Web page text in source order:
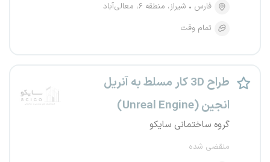
فارس
شیراز، منطقه ۶، معالی‌آباد
تمام وقت
طراح 3D کار مسلط به آنریل
انجین (Unreal Engine)
گروه ساختمانی سایکو
منقضی شده